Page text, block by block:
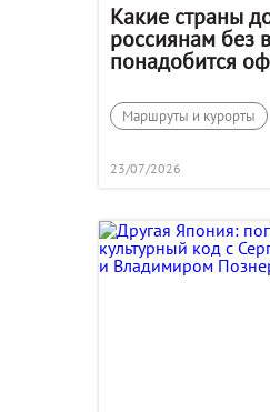
Какие страны
россиянам без
понадобится
Маршруты и курорты
23/07/2026